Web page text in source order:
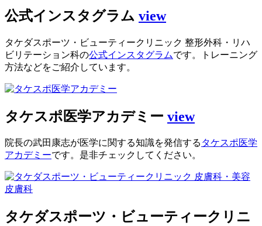
公式インスタグラム view
タケダスポーツ・ビューティークリニック 整形外科・リハ
ビリテーション科の公式インスタグラムです。トレーニング
方法などをご紹介しています。
タケスポ医学アカデミー view
院長の武田康志が医学に関する知識を発信する タケスポ医学
アカデミーです。是非チェックしてください。
タケダスポーツ・ビューティークリニ